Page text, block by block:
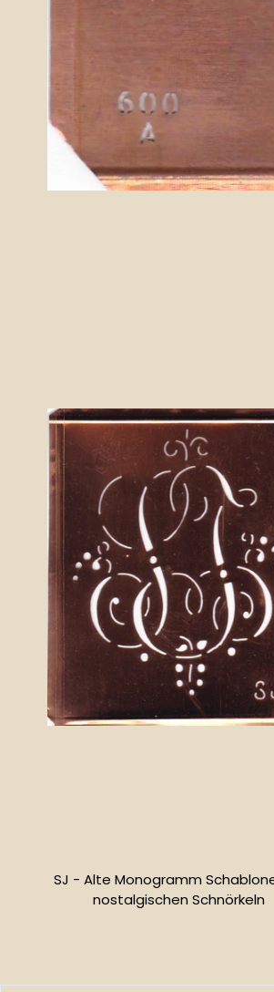
SJ - Alte Monogramm
nostalgischen Schnörkeln